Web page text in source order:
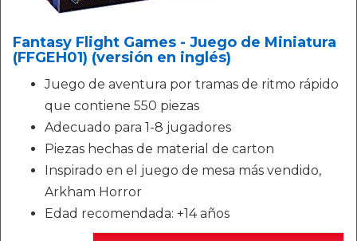
Fantasy Flight Games - Juego de Miniatura
(FFGEH01) (versión en inglés)
Juego de aventura por tramas de ritmo rápido
que contiene 550 piezas
Adecuado para 1-8 jugadores
Piezas hechas de material de carton
Inspirado en el juego de mesa más vendido,
Arkham Horror
Edad recomendada: +14 años